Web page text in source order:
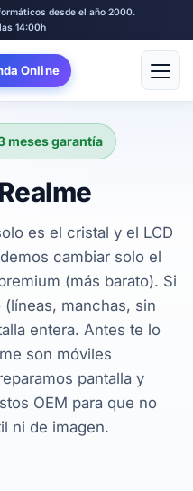
desde el año 2000.
14:00h
Online Abrir
meses garantía
es el cristal y el LCD
cambiar solo el
(más barato). Si
(líneas, manchas, sin
entera. Antes te lo
son móviles
pantalla y
OEM para que no
ni de imagen.